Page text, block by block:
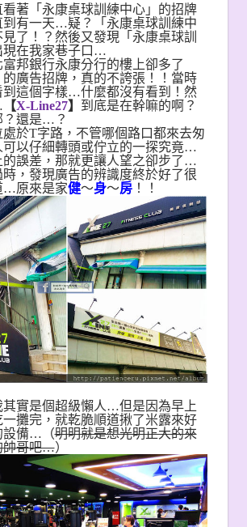
著「永康桌球訓練中心」的招牌
到有一天…疑？
「永康桌球訓練中
了！？然後又發現「永康桌球訓
現在我家巷子口…
邦銀行永康分行的樓上卻多了
的廣告招牌，真的不誇張！！當時
到這個字樣…什麼都沒有看到！然
【X-Line27】 到底是在幹嘛的啊？
？還是…？
於T字路，不管哪個路口都來去匆
可以仔細轉頭或佇立的一探究竟…
的誤差，那就更讓人望之卻步了…
，發現廣告的辨識度終於好了很
…原來是家健～身～房！！
實是個超級懶人…但是因為早上
一攤完，就乾脆順道揪了米露來好
設備…（明明就是想光明正大的來
帥哥吧…）